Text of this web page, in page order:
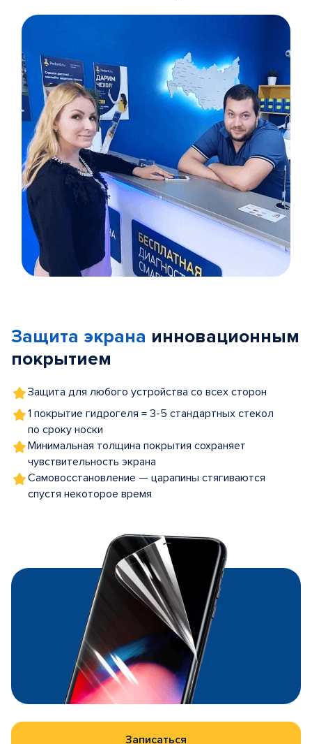
5
Защита экрана инновационным
покрытием
Защита для любого устройства со всех сторон
1 покрытие гидрогеля = 3-5 стандартных стекол
по сроку носки
Минимальная толщина покрытия сохраняет
чувствительность экрана
Самовосстановление — царапины стягиваются
спустя некоторое время
Записаться